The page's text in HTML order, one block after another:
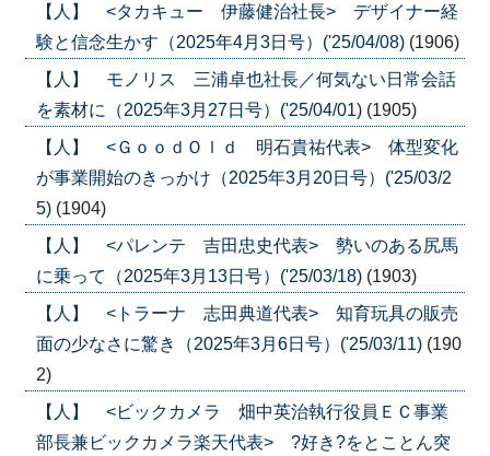
【人】 <タカキュー 伊藤健治社長> デザイナー経
験と信念生かす（2025年4月3日号）('25/04/08) (1906)
【人】 モノリス 三浦卓也社長／何気ない日常会話
を素材に（2025年3月27日号）('25/04/01) (1905)
【人】 <ＧｏｏｄＯｌｄ 明石貴祐代表> 体型変化
が事業開始のきっかけ（2025年3月20日号）('25/03/2
5) (1904)
【人】 <パレンテ 吉田忠史代表> 勢いのある尻馬
に乗って（2025年3月13日号）('25/03/18) (1903)
【人】 <トラーナ 志田典道代表> 知育玩具の販売
面の少なさに驚き（2025年3月6日号）('25/03/11) (190
2)
【人】 <ビックカメラ 畑中英治執行役員ＥＣ事業
部長兼ビックカメラ楽天代表> ?好き?をとことん突